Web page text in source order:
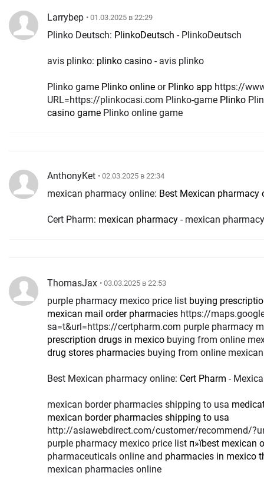
Larrybep • 01.03.2025 в 22:29
Plinko Deutsch: PlinkoDeutsch - PlinkoDeutsch
avis plinko: plinko casino - avis plinko
Plinko game Plinko online or Plinko app
URL=https://plinkocasi.com Plinko-game Plinko
casino game Plinko online game
AnthonyKet • 02.03.2025 в 22:34
mexican pharmacy online: Best Mexican pharmacy
Cert Pharm: mexican pharmacy - mexican pharmacy
ThomasJax • 03.03.2025 в 22:53
purple pharmacy mexico price list buying
mexican mail order pharmacies
sa=t&url=https://certpharm.com purple pharmacy
prescription drugs in mexico buying from online
drug stores pharmacies buying from online
Best Mexican pharmacy online: Cert Pharm -
mexican border pharmacies shipping to usa
mexican border pharmacies shipping to usa
http://asiawebdirect.com/customer/recommend/
purple pharmacy mexico price list п»їbest mexican
pharmaceuticals online and pharmacies in mexico
mexican pharmacies online